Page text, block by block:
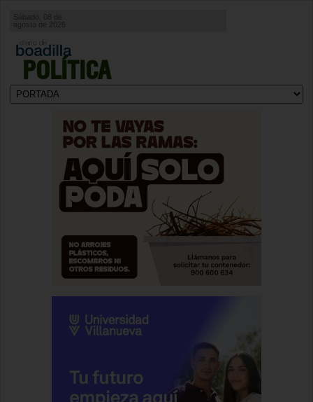
POLÍTICA
Sábado, 08 de
agosto de 2026